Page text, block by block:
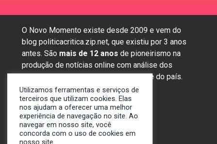
O Novo Momento existe desde 2009 e vem do
blog politicacritica.zip.net, que existiu por 3 anos
antes. São mais de 12 anos de pioneirismo na
produção de notícias online com análise dos
assuntos mais importantes da região e do país.
Sobre nós
Anunciar
Contato
Utilizamos ferramentas e serviços de
terceiros que utilizam cookies. Elas
nos ajudam a oferecer uma melhor
experiência de navegação no site. Ao
navegar em nosso site, você
concorda com o uso de cookies em
nosso site.